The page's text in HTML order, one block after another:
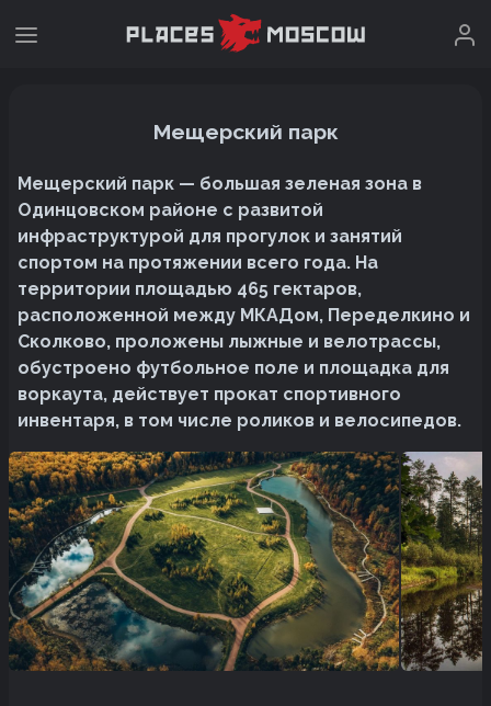
Мещерский парк
Мещерский парк — большая зеленая зона в
Одинцовском районе с развитой
инфраструктурой для прогулок и занятий
спортом на протяжении всего года. На
территории площадью 465 гектаров,
расположенной между МКАДом, Переделкино и
Сколково, проложены лыжные и велотрассы,
обустроено футбольное поле и площадка для
воркаута, действует прокат спортивного
инвентаря, в том числе роликов и велосипедов.